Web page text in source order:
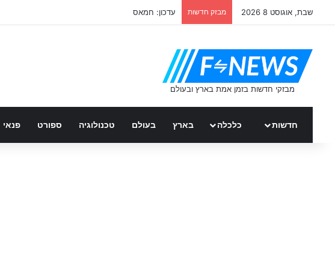
שבת, אוגוסט 8 2026 מבזק חדשות ממשלת ספרד – כל העדכונים
חדשות כלכלה בארץ בעולם טכנולוגיה ספורט פנאי